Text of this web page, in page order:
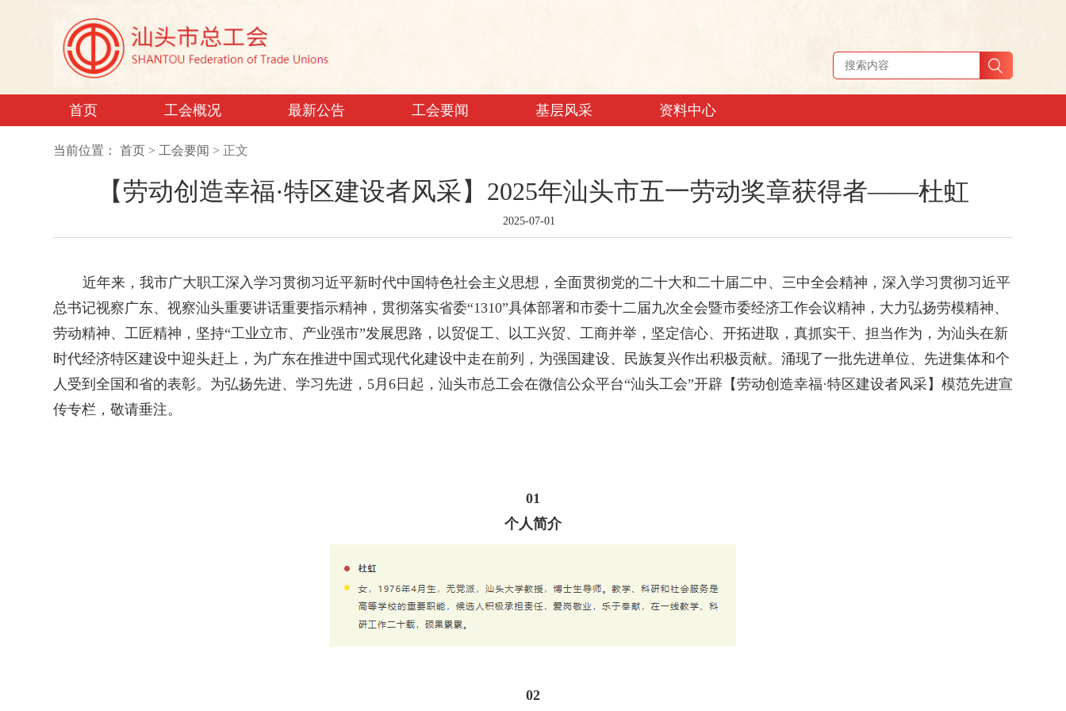
首页 工会概况 最新公告 工会要闻 基层风采 资料中心
当前位置： 首页 > 工会要闻 > 正文
【劳动创造幸福·特区建设者风采】2025年汕头市五一劳动奖章获得者——杜虹
2025-07-01
近年来，我市广大职工深入学习贯彻习近平新时代中国特色社会主义思想，全面贯彻党的二十大和二十届二中、三中全会精神，深入学习贯彻习近平
总书记视察广东、视察汕头重要讲话重要指示精神，贯彻落实省委“1310”具体部署和市委十二届九次全会暨市委经济工作会议精神，大力弘扬劳模精神、
劳动精神、工匠精神，坚持“工业立市、产业强市”发展思路，以贸促工、以工兴贸、工商并举，坚定信心、开拓进取，真抓实干、担当作为，为汕头在新
时代经济特区建设中迎头赶上，为广东在推进中国式现代化建设中走在前列，为强国建设、民族复兴作出积极贡献。涌现了一批先进单位、先进集体和个
人受到全国和省的表彰。为弘扬先进、学习先进，5月6日起，汕头市总工会在微信公众平台“汕头工会”开辟【劳动创造幸福·特区建设者风采】模范先进宣
传专栏，敬请垂注。
01
个人简介
02